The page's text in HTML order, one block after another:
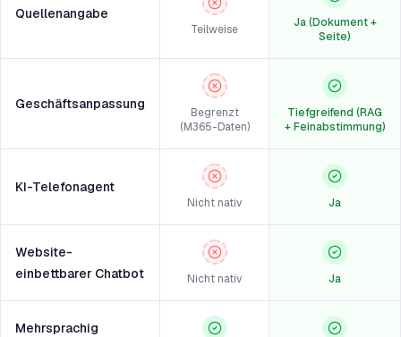
Quellenangabe
Teilweise
Ja (Dokument +
Seite)
Geschäftsanpassung
Begrenzt
(M365-Daten)
Tiefgreifend (RAG
+ Feinabstimmung)
KI-Telefonagent
Nicht nativ Ja
Website-
einbettbarer Chatbot
Nicht nativ Ja
Mehrsprachig